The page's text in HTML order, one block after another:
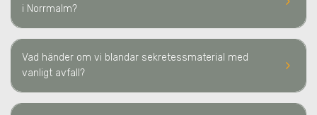
i Norrmalm?
keyboard_arrow_right
Vad händer om vi blandar sekretessmaterial med
vanligt avfall?